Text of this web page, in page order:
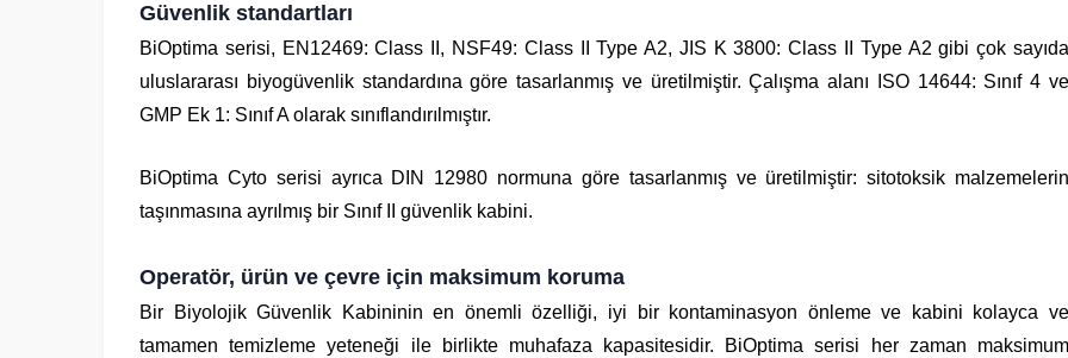
Güvenlik standartları
BiOptima serisi, EN12469: Class II, NSF49: Class II Type A2, JIS K 3800: Class II Type A2 gibi çok sayıda
uluslararası biyogüvenlik standardına göre tasarlanmış ve üretilmiştir. Çalışma alanı ISO 14644: Sınıf 4 ve
GMP Ek 1: Sınıf A olarak sınıflandırılmıştır.
BiOptima Cyto serisi ayrıca DIN 12980 normuna göre tasarlanmış ve üretilmiştir: sitotoksik malzemelerin
taşınmasına ayrılmış bir Sınıf II güvenlik kabini.
Operatör, ürün ve çevre için maksimum koruma
Bir Biyolojik Güvenlik Kabininin en önemli özelliği, iyi bir kontaminasyon önleme ve kabini kolayca ve
tamamen temizleme yeteneği ile birlikte muhafaza kapasitesidir. BiOptima serisi her zaman maksimum